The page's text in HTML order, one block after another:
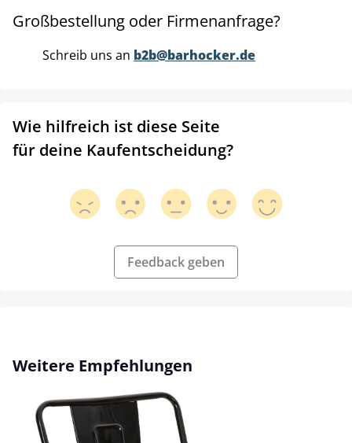
Großbestellung oder Firmenanfrage?
Schreib uns an b2b@barhocker.de
Wie hilfreich ist diese Seite
für deine Kaufentscheidung?
Feedback geben
Produktgalerie überspringen
Weitere Empfehlungen